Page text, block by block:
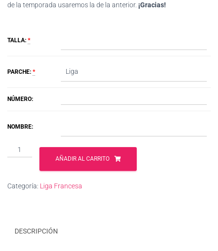
de la temporada usaremos la de la anterior. ¡Gracias!
TALLA: *
PARCHE: *
NÚMERO:
NOMBRE:
PSG
2023/2024
AÑADIR AL CARRITO
Categoría: Liga Francesa
DESCRIPCIÓN